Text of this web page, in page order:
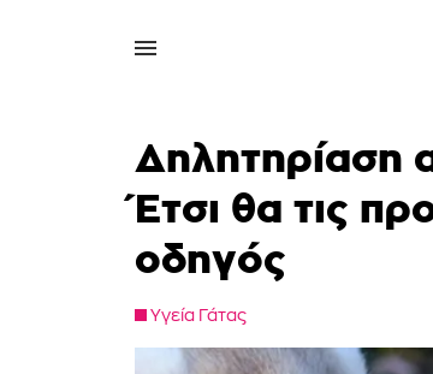
Δηλητηρίαση
Έτσι θα τις
οδηγός
Υγεία Γάτας